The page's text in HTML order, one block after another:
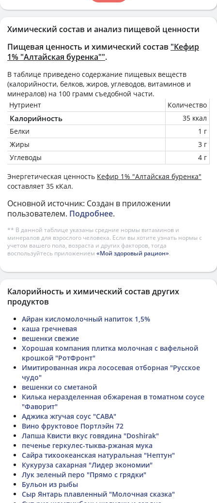
Химический состав и анализ пищевой ценности
Пищевая ценность и химический состав "Кефир
1% "Алтайская буренка"".
В таблице приведено содержание пищевых веществ
(калорийности, белков, жиров, углеводов, витаминов и
минералов) на 100 грамм съедобной части.
Нутриент
Количество
Калорийность
35 ккал
Белки
1 г
Жиры
3 г
Углеводы
4 г
Энергетическая ценность Кефир 1% "Алтайская буренка"
составляет 35 кКал.
Основной источник: Создан в приложении
пользователем. Подробнее.
** В данной таблице указаны средние нормы витаминов и
минералов для взрослого человека. Если вы хотите узнать нормы с
учетом вашего пола, возраста и других факторов, тогда
воспользуйтесь приложением «Мой здоровый рацион».
Калорийность и химический состав других
продуктов
Айран кисломолочный напиток 1,5%
каша гречневая
вешенки свежие
Хорошая компания плитка молочная с вафельной
крошкой "РотФронт"
Имитированная икра лососевая отборная "Русское
чудо"
вешенки со сметаной
Килька неразделенная обжареная в томатном соусе
"Фаворит"
Аджика жгучая соус "САВА"
Вино фруктовое Портлэйн 72
Лапша Квисти вкус говядина "Doshirak"
печенье геркулес-тыква-ржаная мука
Сайра тихоокеанская натуральная "Нептун"
Кукуруза сахарная "Лидер экономии"
Лук зеленый перо "Прямо с грядки"
Бульон из рыбы
Сыр Янтарь плавленный "Молочная сказка"